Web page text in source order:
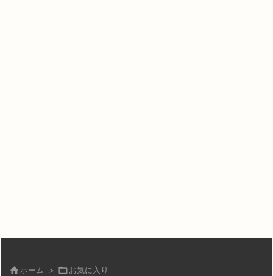
 ホーム > お気に入り